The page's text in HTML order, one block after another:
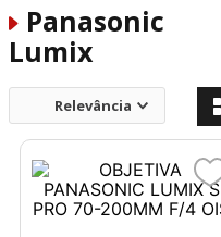
Panasonic
Lumix
Relevância